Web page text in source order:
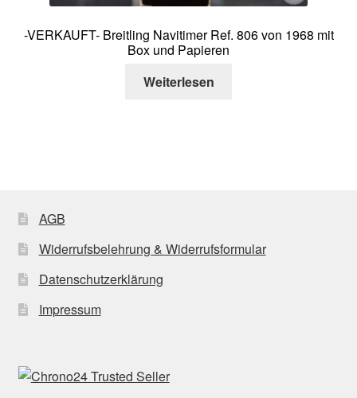
-VERKAUFT- Breitling Navitimer Ref. 806 von 1968 mit
Box und Papieren
Weiterlesen
AGB
Widerrufsbelehrung & Widerrufsformular
Datenschutzerklärung
Impressum